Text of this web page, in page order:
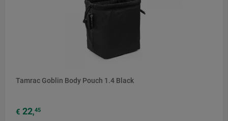
Tamrac Goblin Body Pouch 1.4 Black
€ 22,45